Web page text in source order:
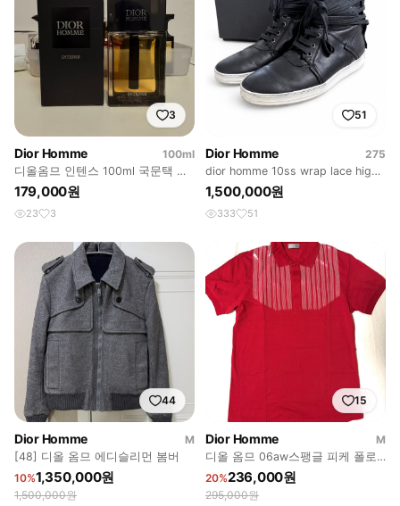
3
Dior Homme
100ml
디올옴므 인텐스 100ml 국문택 시
향만해본 제품
179,000원
23 3
51
Dior Homme
275
dior homme 10ss wrap lace high
top
1,500,000원
333 51
44
Dior Homme
M
[48] 디올 옴므 에디슬리먼 봄버
10%1,350,000원
1,500,000원
15
Dior Homme
M
디올 옴므 06aw스팽글 피케 폴로
셔츠 레드
20%236,000원
295,000원